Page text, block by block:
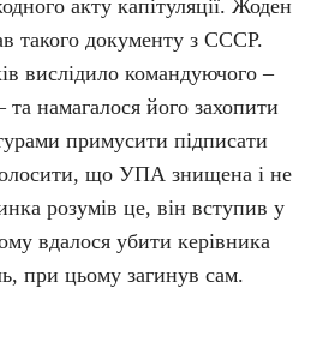
акту капітуляції. Жоден
такого документу з СССР.
вислідило командуючого –
намагалося його захопити
примусити підписати
що УПА знищена і не
розумів це, він вступив у
вдалося убити керівника
при цьому загинув сам.